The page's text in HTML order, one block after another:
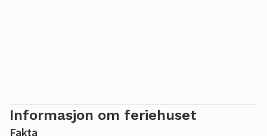
Informasjon om feriehuset
Fakta